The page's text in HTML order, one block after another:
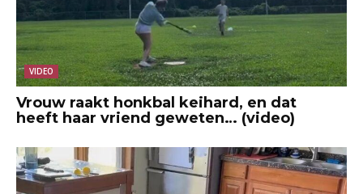
VIDEO
Vrouw raakt honkbal keihard, en dat
heeft haar vriend geweten… (video)